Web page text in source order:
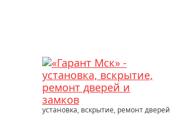
установка, вскрытие, ремонт дверей